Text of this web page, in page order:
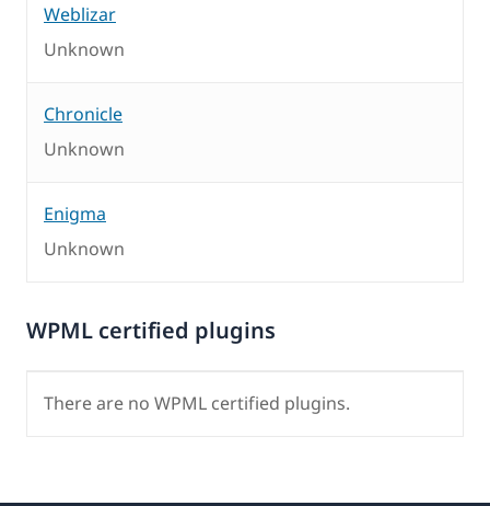
Weblizar
Unknown
Chronicle
Unknown
Enigma
Unknown
WPML certified plugins
There are no WPML certified plugins.